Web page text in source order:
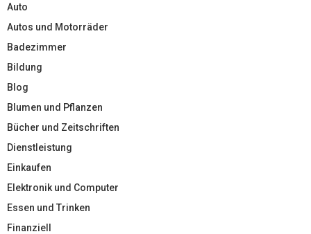
Auto
Autos und Motorräder
Badezimmer
Bildung
Blog
Blumen und Pflanzen
Bücher und Zeitschriften
Dienstleistung
Einkaufen
Elektronik und Computer
Essen und Trinken
Finanziell